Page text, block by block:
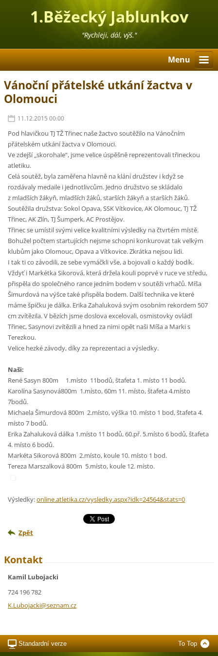
1.Běžecký Jablunkov
"Rychleji, dál, výš."
Menu
Vánoční přátelské utkání žactva v
Olomouci
11.12.2015 00:00
Pod hlavičkou TJ TŽ Třinec naše žactvo soutěžilo na Vánočním
přátelském utkání žactva v Olomouci.
Ve zdejší „skorohale“, jsme velice úspěšně reprezentovali třineckou
atletiku.
Celá soutěž, byla zaměřena hlavně na klání družstev i když se
rozdávaly medaile i jednotlivcům. Jedno družstvo se skládalo
z mladších žákyň, mladších žáků, starších žákyň a starších žáků.
Soutěžila družstva: Sokol Opava, SSK Vítkovice, AK Olomouc, TJ TŽ
Třinec, AK Zlín, TJ Šumperk, AC Prostějov.
Třinec se umístil svými velice kvalitními výsledky na čtvrtém místě.
Bohužel počtem startujících nejsme schopni konkurovat tak velkým
klubům jako Olomouc, Opava a Vítkovice. Zkrátka nejsou lidi.
I tak ti co závodili, ze sebe vymáčkli vše, a bojovali o každý bodík.
Vždyť i Markétka Sikorová, která držela kouli poprvé v ruce ve středu,
přispěla do společného rance jedním bodem v soutěži vrhačů. Míša
Šimurdová na výšce také přispěla bodem. Další technika ve které
máme špičku je dálka. Erika Zahaluková svým osobním rekordem 507
cm zvítězila. V bězích jsme doslova excelovali, osmistovky ovládl
Třinec, Sasynovi zvítězili a hned za nimi opět naši Míša a Marki s
Terezkou.
Velice hezké závody, díky za reprezentaci a výsledky.
Naši:
René Sasyn 800m 1.místo 11bodů, štafeta 1. místo 11 bodů.
Karolína Sasynová800m 1.místo, 60m 11. místo, štafeta 4.místo
7bodů.
Michaela Šimurdová 800m 2.místo, výška 10. místo 1 bod, štafeta 4.
místo 7 bodů.
Erika Zahaluková dálka 1.místo 11 bodů, 60.př. 5.místo 6 bodů, štafeta
4. místo 6 bodů.
Markéta Sikorová 800m 2.místo, koule 10. místo 1 bod.
Tereza Marszalková 800m 5.místo, koule 12. místo.
Výsledky:online.atletika.cz/vysledky.aspx?idk=24564&stats=0
Zpět
Kontakt
Kamil Lubojacki
724 196 782
K.Lubojacki@seznam.cz
Standardní verze To Top